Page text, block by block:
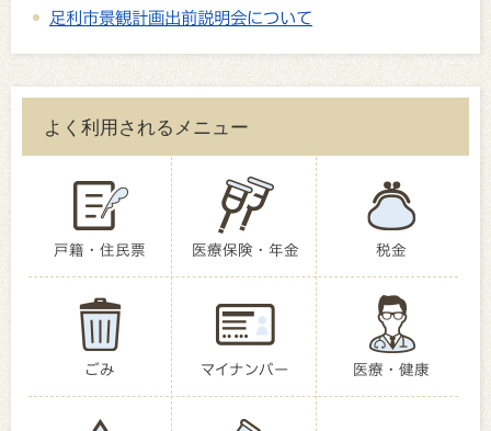
足利市景観計画出前説明会について
よく利用されるメニュー
戸籍・住民票 医療保険・年金 税金
ごみ マイナンバー 医療・健康